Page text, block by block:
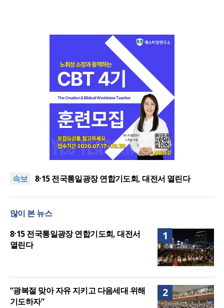
속보
한동대 RISE사업단, 포항 죽도시장 담은 로컬 매거진
8·15 전국통일광장 연합기도회, 대전서 열린다
여”
한동대 RISE사업단, 포항 죽도시장 담은 로컬 매거진
“광복절 맞아 자유 지키고 다음세대 위해 기도하자”
많이 본 뉴스
1
8·15 전국통일광장 연합기도회, 대전서
열린다
2
“광복절 맞아 자유 지키고 다음세대 위해
기도하자”